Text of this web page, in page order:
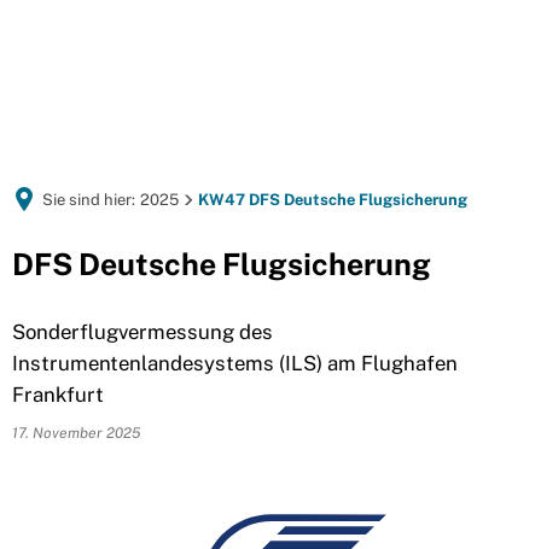
Sie sind hier: 2025 KW47 DFS Deutsche Flugsicherung
DFS Deutsche Flugsicherung
Sonderflugvermessung des
Instrumentenlandesystems (ILS) am Flughafen
Frankfurt
17. November 2025